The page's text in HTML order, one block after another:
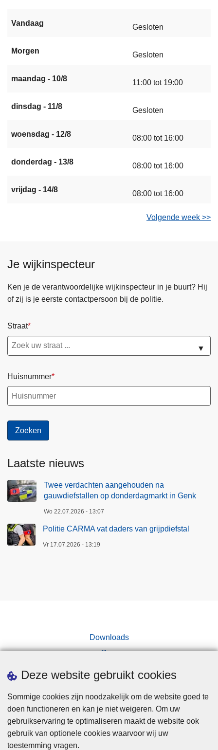
Deze website gebruikt cookies
Sommige cookies zijn noodzakelijk om de website goed te
doen functioneren en kan je niet weigeren. Om uw
gebruikservaring te optimaliseren maakt de website ook
gebruik van optionele cookies waarvoor wij uw
toestemming vragen.
Vandaag Gesloten
Morgen Gesloten
maandag - 10/8 11:00 tot 19:00
dinsdag - 11/8 Gesloten
woensdag - 12/8 08:00 tot 16:00
donderdag - 13/8 08:00 tot 16:00
vrijdag - 14/8 08:00 tot 16:00
Volgende week >>
Je wijkinspecteur
Ken je de verantwoordelijke wijkinspecteur in je buurt? Hij
of zij is je eerste contactpersoon bij de politie.
Straat
▼
Huisnummer
Laatste nieuws
Twee verdachten aangehouden na
gauwdiefstallen op donderdagmarkt in Genk
Wo 22.07.2026 - 13:07
Politie CARMA vat daders van grijpdiefstal
Vr 17.07.2026 - 13:19
Downloads
Pers
Disclaimer